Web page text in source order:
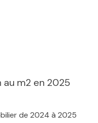
au m2 en 2025
de 2024 à 2025